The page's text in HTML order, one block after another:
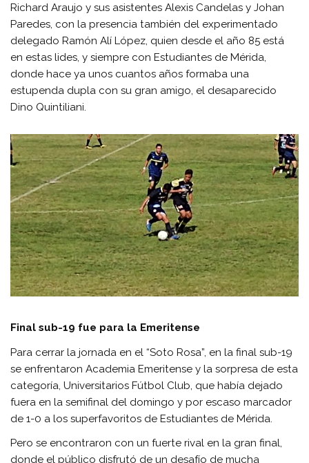
Richard Araujo y sus asistentes Alexis Candelas y Johan
Paredes, con la presencia también del experimentado
delegado Ramón Alí López, quien desde el año 85 está
en estas lides, y siempre con Estudiantes de Mérida,
donde hace ya unos cuantos años formaba una
estupenda dupla con su gran amigo, el desaparecido
Dino Quintiliani.
Final sub-19 fue para la Emeritense
Para cerrar la jornada en el “Soto Rosa”, en la final sub-19
se enfrentaron Academia Emeritense y la sorpresa de esta
categoría, Universitarios Fútbol Club, que había dejado
fuera en la semifinal del domingo y por escaso marcador
de 1-0 a los superfavoritos de Estudiantes de Mérida.
Pero se encontraron con un fuerte rival en la gran final,
donde el público disfrutó de un desafío de mucha